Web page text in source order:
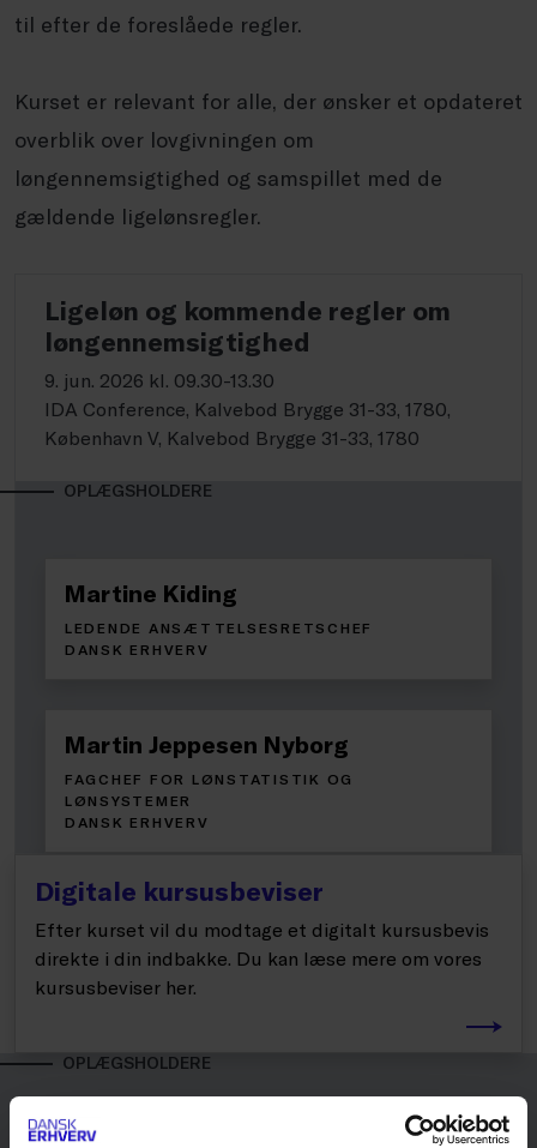
til efter de foreslåede regler.
Kurset er relevant for alle, der ønsker et opdateret
overblik over lovgivningen om
løngennemsigtighed og samspillet med de
gældende ligelønsregler.
Ligeløn og kommende regler om
løngennemsigtighed
9. jun. 2026 kl. 09.30-13.30
IDA Conference, Kalvebod Brygge 31-33, 1780,
København V, Kalvebod Brygge 31-33, 1780
OPLÆGSHOLDERE
Martine Kiding
LEDENDE ANSÆTTELSESRETSCHEF
DANSK ERHVERV
Martin Jeppesen Nyborg
FAGCHEF FOR LØNSTATISTIK OG
LØNSYSTEMER
DANSK ERHVERV
Digitale kursusbeviser
Efter kurset vil du modtage et digitalt kursusbevis
direkte i din indbakke. Du kan læse mere om vores
kursusbeviser her.
OPLÆGSHOLDERE